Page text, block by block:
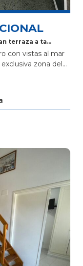
terraza a tan
con vistas al mar
zona del